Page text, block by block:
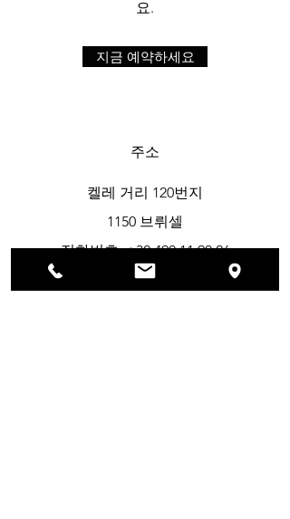
요.
지금 예약하세요
주소
켈레 거리 120번지
1150 브뤼셀
전화번호:+32 490 11 90 26